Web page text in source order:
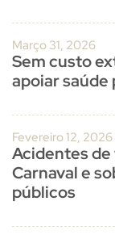
Março 31, 2026
Sem custo
apoiar saúde
Fevereiro 12, 2026
Acidentes
Carnaval e
públicos